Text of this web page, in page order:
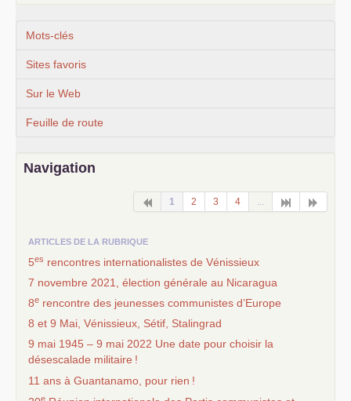
Mots-clés
Sites favoris
Sur le Web
Feuille de route
Navigation
1 2 3 4 ...
ARTICLES DE LA RUBRIQUE
5es rencontres internationalistes de Vénissieux
7 novembre 2021, élection générale au Nicaragua
8e rencontre des jeunesses communistes d’Europe
8 et 9 Mai, Vénissieux, Sétif, Stalingrad
9 mai 1945 – 9 mai 2022 Une date pour choisir la
désescalade militaire !
11 ans à Guantanamo, pour rien !
e